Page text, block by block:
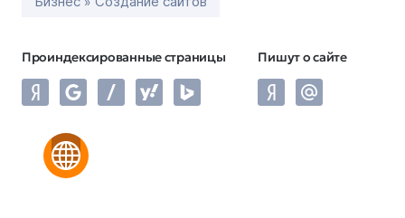
Проиндексированные страницы Пишут о сайте